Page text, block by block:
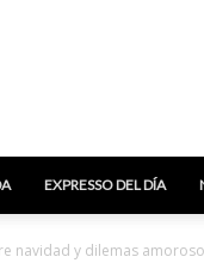
EXPRESSO DEL DÍA
navidad y dilemas